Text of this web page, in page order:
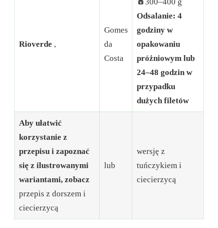
Rioverde ,
Gomes
da
Costa
Odsalanie: 4
godziny w
opakowaniu
próżniowym lub
24–48 godzin w
przypadku
dużych filetów
Aby ułatwić
korzystanie z
przepisu i zapoznać
się z ilustrowanymi
wariantami, zobacz
przepis z dorszem i
ciecierzycą
lub
wersję z
tuńczykiem i
ciecierzycą